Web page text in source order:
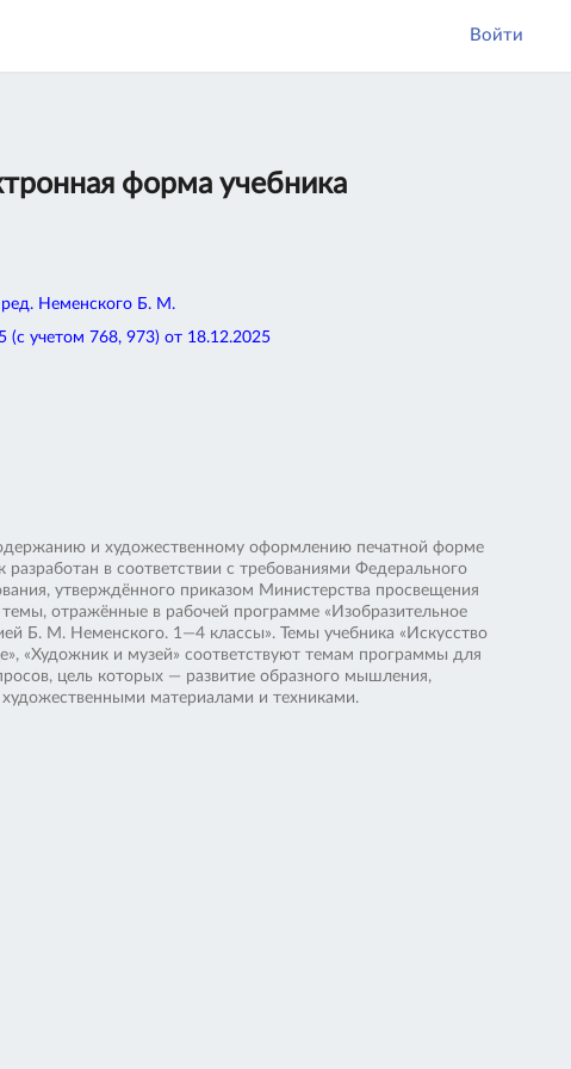
Войти
форма учебника
ред. Неменского Б. М.
учетом 768, 973) от 18.12.2025
и художественному оформлению печатной форме
в соответствии с требованиями Федерального
утверждённого приказом Министерства просвещения
отражённые в рабочей программе «Изобразительное
Б. М. Неменского. 1—4 классы». Темы учебника «Искусство
«Художник и музей» соответствуют темам программы для
цель которых — развитие образного мышления,
материалами и техниками.